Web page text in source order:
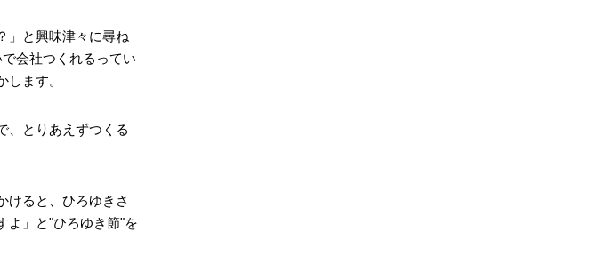
」と興味津々に尋ね
会社つくれるってい
ます。
、とりあえずつくる
けると、ひろゆきさ
よ」と"ひろゆき節"を